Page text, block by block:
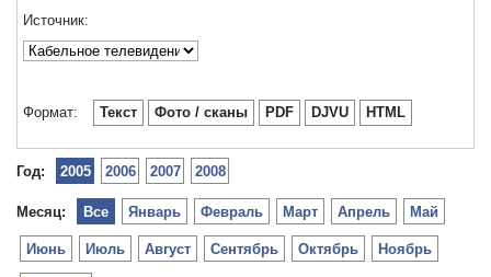
Источник:
Формат: Текст Фото / сканы PDF DJVU HTML
Год: 2005 2006 2007 2008
Месяц: Январь Февраль Март Апрель Май
Июнь Июль Август Сентябрь Октябрь Ноябрь
Все